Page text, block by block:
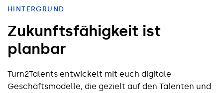
HINTERGRUND
Zukunftsfähigkeit ist
planbar
Turn2Talents entwickelt mit euch digitale
Geschäftsmodelle, die gezielt auf den Talenten und